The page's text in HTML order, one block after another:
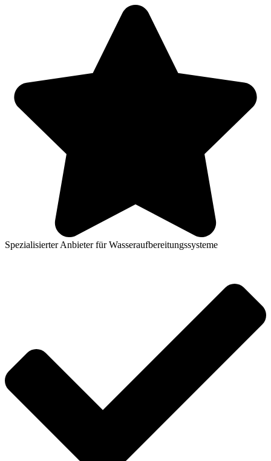
Spezialisierter Anbieter für Wasseraufbereitungssysteme